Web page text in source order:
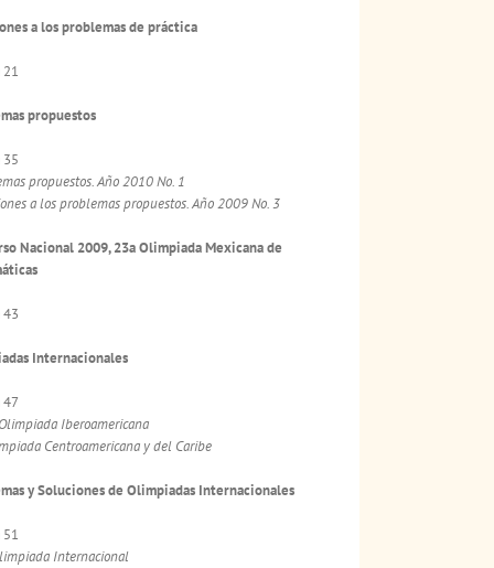
a los problemas de práctica
21
propuestos
35
propuestos. Año 2010 No. 1
a los problemas propuestos. Año 2009 No. 3
Nacional 2009, 23a Olimpiada Mexicana de
43
Internacionales
47
Iberoamericana
Centroamericana y del Caribe
y Soluciones de Olimpiadas Internacionales
51
Internacional